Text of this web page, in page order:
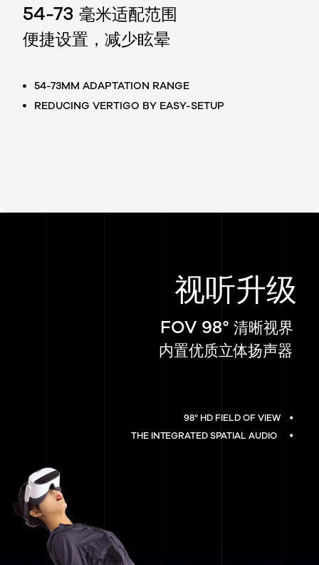
54-73 毫米适配范围
便捷设置，减少眩晕
54-73MM ADAPTATION RANGE
REDUCING VERTIGO BY EASY-SETUP
视听升级
FOV 98° 清晰视界
内置优质立体扬声器
98° HD FIELD OF VIEW
THE INTEGRATED SPATIAL AUDIO